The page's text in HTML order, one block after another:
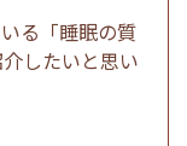
る「睡眠の質
したいと思い